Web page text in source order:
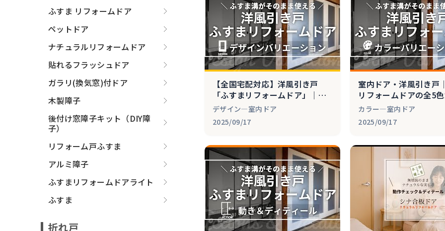
【全国宅配対応】洋風引き戸
「ふすまリフォームドア」｜オ
ーダーメイド×全9デザイン
デザイン―室内ドア
2025/09/17
室内ドア・洋風引き戸
リフォームドアの全5
リエーション【全国宅
カラー―室内ドア
2025/09/17
ふすま リフォームドア
ペットドア
ナチュラルリフォームドア
貼れるフラッシュドア
ガラリ(換気窓)付ドア
木製障子
後付け窓障子キット（DIY障
子）
リフォーム戸ふすま
アルミ障子
ふすまリフォームドアライト
ふすま
折れ戸